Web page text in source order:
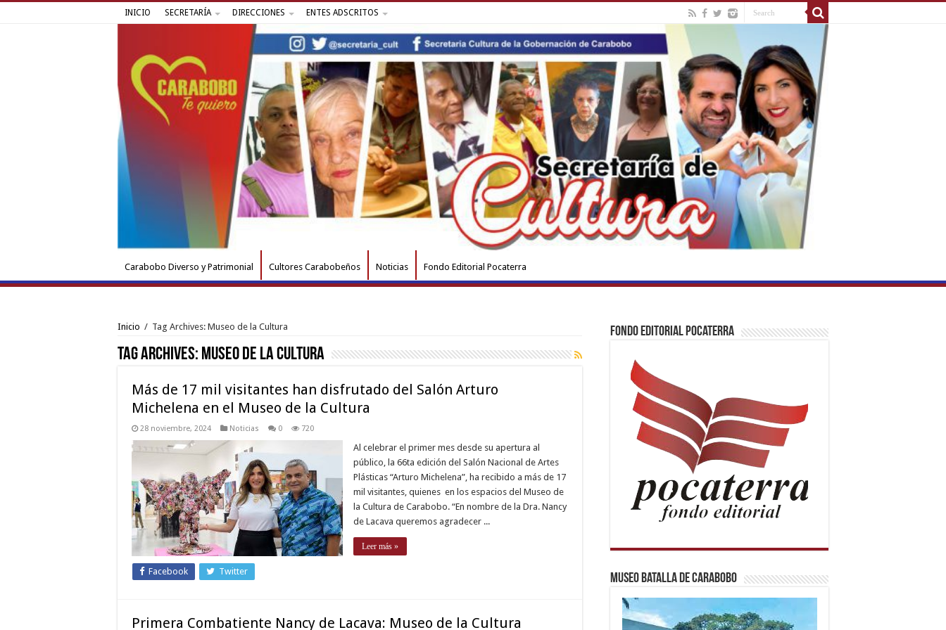
INICIO SECRETARÍA DIRECCIONES ENTES ADSCRITOS
Carabobo Diverso y Patrimonial Cultores Carabobeños Noticias Fondo Editorial Pocaterra
Inicio / Tag Archives: Museo de la Cultura
Tag Archives: Museo de la Cultura
Más de 17 mil visitantes han disfrutado del Salón Arturo
Michelena en el Museo de la Cultura
28 noviembre, 2024 Noticias 0 720
Al celebrar el primer mes desde su apertura al
público, la 66ta edición del Salón Nacional de Artes
Plásticas “Arturo Michelena”, ha recibido a más de 17
mil visitantes, quienes en los espacios del Museo de
la Cultura de Carabobo. “En nombre de la Dra. Nancy
de Lacava queremos agradecer ...
Leer más »
Facebook Twitter
Primera Combatiente Nancy de Lacava: Museo de la Cultura
Fondo Editorial Pocaterra
Museo Batalla de Carabobo